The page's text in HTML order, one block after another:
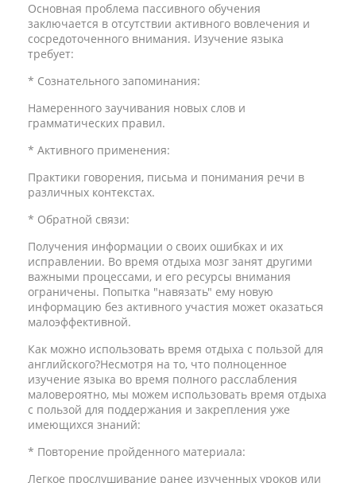
Основная проблема пассивного обучения
заключается в отсутствии активного вовлечения и
сосредоточенного внимания. Изучение языка
требует:
* Сознательного запоминания:
Намеренного заучивания новых слов и
грамматических правил.
* Активного применения:
Практики говорения, письма и понимания речи в
различных контекстах.
* Обратной связи:
Получения информации о своих ошибках и их
исправлении. Во время отдыха мозг занят другими
важными процессами, и его ресурсы внимания
ограничены. Попытка "навязать" ему новую
информацию без активного участия может оказаться
малоэффективной.
Как можно использовать время отдыха с пользой для
английского?Несмотря на то, что полноценное
изучение языка во время полного расслабления
маловероятно, мы можем использовать время отдыха
с пользой для поддержания и закрепления уже
имеющихся знаний:
* Повторение пройденного материала:
Легкое прослушивание ранее изученных уроков или